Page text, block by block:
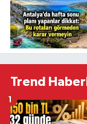
Trend
1